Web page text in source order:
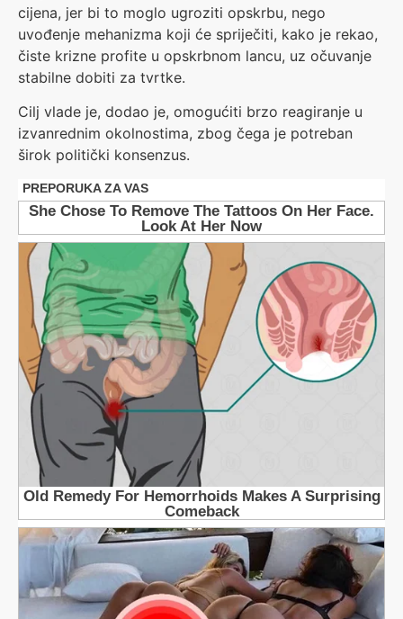
cijena, jer bi to moglo ugroziti opskrbu, nego
uvođenje mehanizma koji će spriječiti, kako je rekao,
čiste krizne profite u opskrbnom lancu, uz očuvanje
stabilne dobiti za tvrtke.
Cilj vlade je, dodao je, omogućiti brzo reagiranje u
izvanrednim okolnostima, zbog čega je potreban
širok politički konsenzus.